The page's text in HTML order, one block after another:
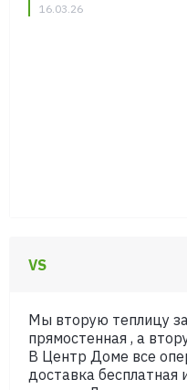
16.03.26
VS
Мы вторую теплицу
прямостенная , а
В Центр Доме все
доставка бесплатная